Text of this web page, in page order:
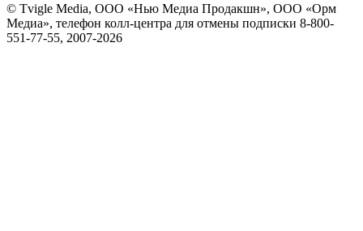
© Tvigle Media, ООО «Нью Медиа Продакшн», ООО «Орм
Медиа», телефон колл-центра для отмены подписки 8-800-
551-77-55, 2007-2026